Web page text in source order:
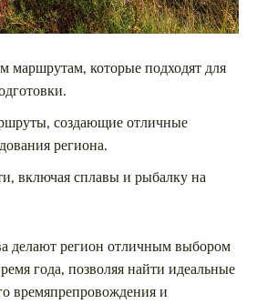
маршрутам, которые подходят для
создающие отличные
региона.
включая сплавы и рыбалку на
делают регион отличным выбором
года, позволяя найти идеальные
времяпрепровождения и